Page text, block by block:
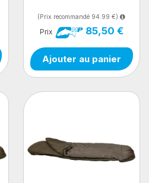
(Prix recommandé 94.99 €)
Prix 85,50 €
Ajouter au panier